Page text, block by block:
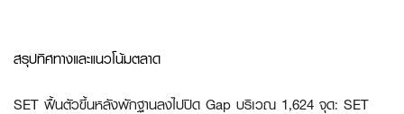
สรุปทิศทางและแนวโน้มตลาด
SET ฟื้นตัวขึ้นหลังพักฐานลงไปปิด Gap บริเวณ 1,624 จุด: SET